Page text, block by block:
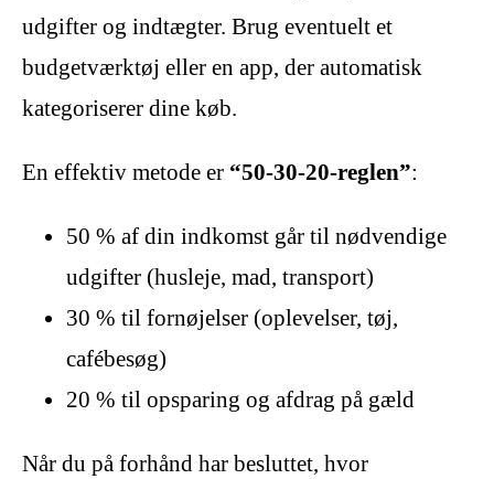
udgifter og indtægter. Brug eventuelt et
budgetværktøj eller en app, der automatisk
kategoriserer dine køb.
En effektiv metode er “50-30-20-reglen”:
50 % af din indkomst går til nødvendige
udgifter (husleje, mad, transport)
30 % til fornøjelser (oplevelser, tøj,
cafébesøg)
20 % til opsparing og afdrag på gæld
Når du på forhånd har besluttet, hvor